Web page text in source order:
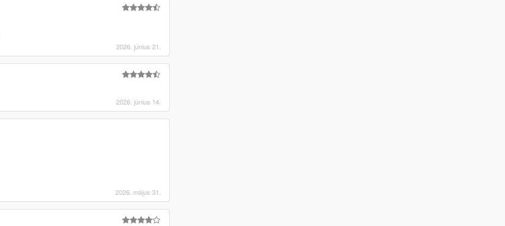
2026. június 21.
2026. június 14.
2026. május 31.